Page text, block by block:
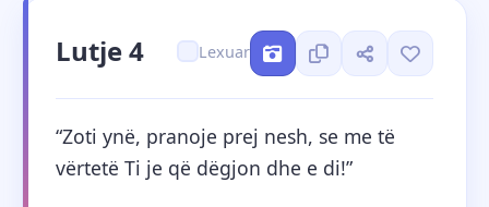
Lutje 4 Lexuar
“Zoti ynë, pranoje prej nesh, se me të
vërtetë Ti je që dëgjon dhe e di!”